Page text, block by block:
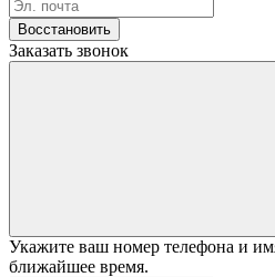
Восстановить
Заказать звонок
Укажите ваш номер телефона и
ближайшее время.